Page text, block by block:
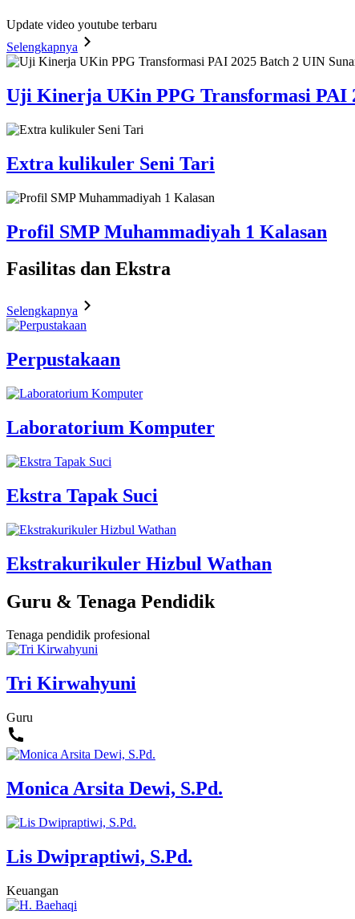
Update video youtube terbaru
Selengkapnya
Uji Kinerja UKin PPG Transformasi PAI
Extra kulikuler Seni Tari
Profil SMP Muhammadiyah 1 Kalasan
Fasilitas dan Ekstra
Selengkapnya
Perpustakaan
Laboratorium Komputer
Ekstra Tapak Suci
Ekstrakurikuler Hizbul Wathan
Guru & Tenaga Pendidik
Tenaga pendidik profesional
Tri Kirwahyuni
Guru
Monica Arsita Dewi, S.Pd.
Lis Dwipraptiwi, S.Pd.
Keuangan